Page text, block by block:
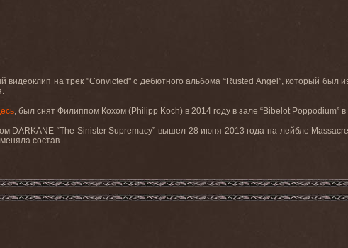
видеоклип на трек "Convicted"с дебютного альбома “Rusted Angel”,который был
.
, был снят Филиппом Кохом (Philipp Koch) в 2014 году в зале “Bibelot Poppodium”
DARKANE “The Sinister Supremacy” вышел 28 июня 2013 года на лейбле Massacre
состав.